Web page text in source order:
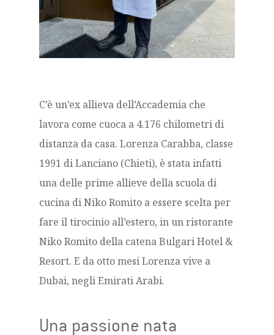
C’è un’ex allieva dell’Accademia che
lavora come cuoca a 4.176 chilometri di
distanza da casa. Lorenza Carabba, classe
1991 di Lanciano (Chieti), è stata infatti
una delle prime allieve della scuola di
cucina di Niko Romito a essere scelta per
fare il tirocinio all’estero, in un ristorante
Niko Romito della catena Bulgari Hotel &
Resort. E da otto mesi Lorenza vive a
Dubai, negli Emirati Arabi.
Una passione nata